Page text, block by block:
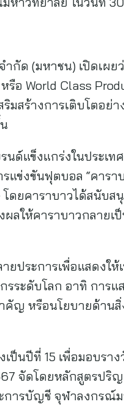
กัด (มหาชน) เปิดเผย
อ World Class
มสร้างการเติบโตอย่
ด์แข็งแกร่งในประเท
ข่งขันฟุตบอล “คารา
ดยคาราบาวได้สนับส
ลให้คาราบาวกลายเ
ประการเพื่อแสดงให้
ระดับโลก อาทิ การแ
คัญ หรือนโยบายด้าน
ป็นปีที่ 15 เพื่อมอบรา
จัดโดยหลักสูตรป
การบัญชี จุฬาลงกรณ์